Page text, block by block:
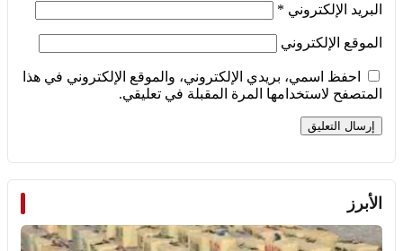
البريد الإلكتروني *
الموقع الإلكتروني
احفظ اسمي، بريدي الإلكتروني، والموقع الإلكتروني في هذا
المتصفح لاستخدامها المرة المقبلة في تعليقي.
الأبرز